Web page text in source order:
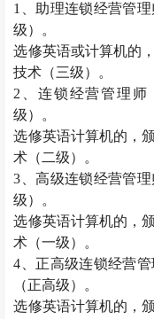
1、助理连锁经营管理
级）。
选修英语或计算机的
技术（三级）。
2、连锁经营管理师
级）。
选修英语计算机的，
术（二级）。
3、高级连锁经营管理
级）。
选修英语计算机的，
术（一级）。
4、正高级连锁经营管
（正高级）。
选修英语计算机的，